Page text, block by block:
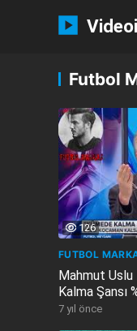
Futbol
126
FUTBOL
Mahmut
Kalma Şansı
Şubat 2019
7 yıl önce